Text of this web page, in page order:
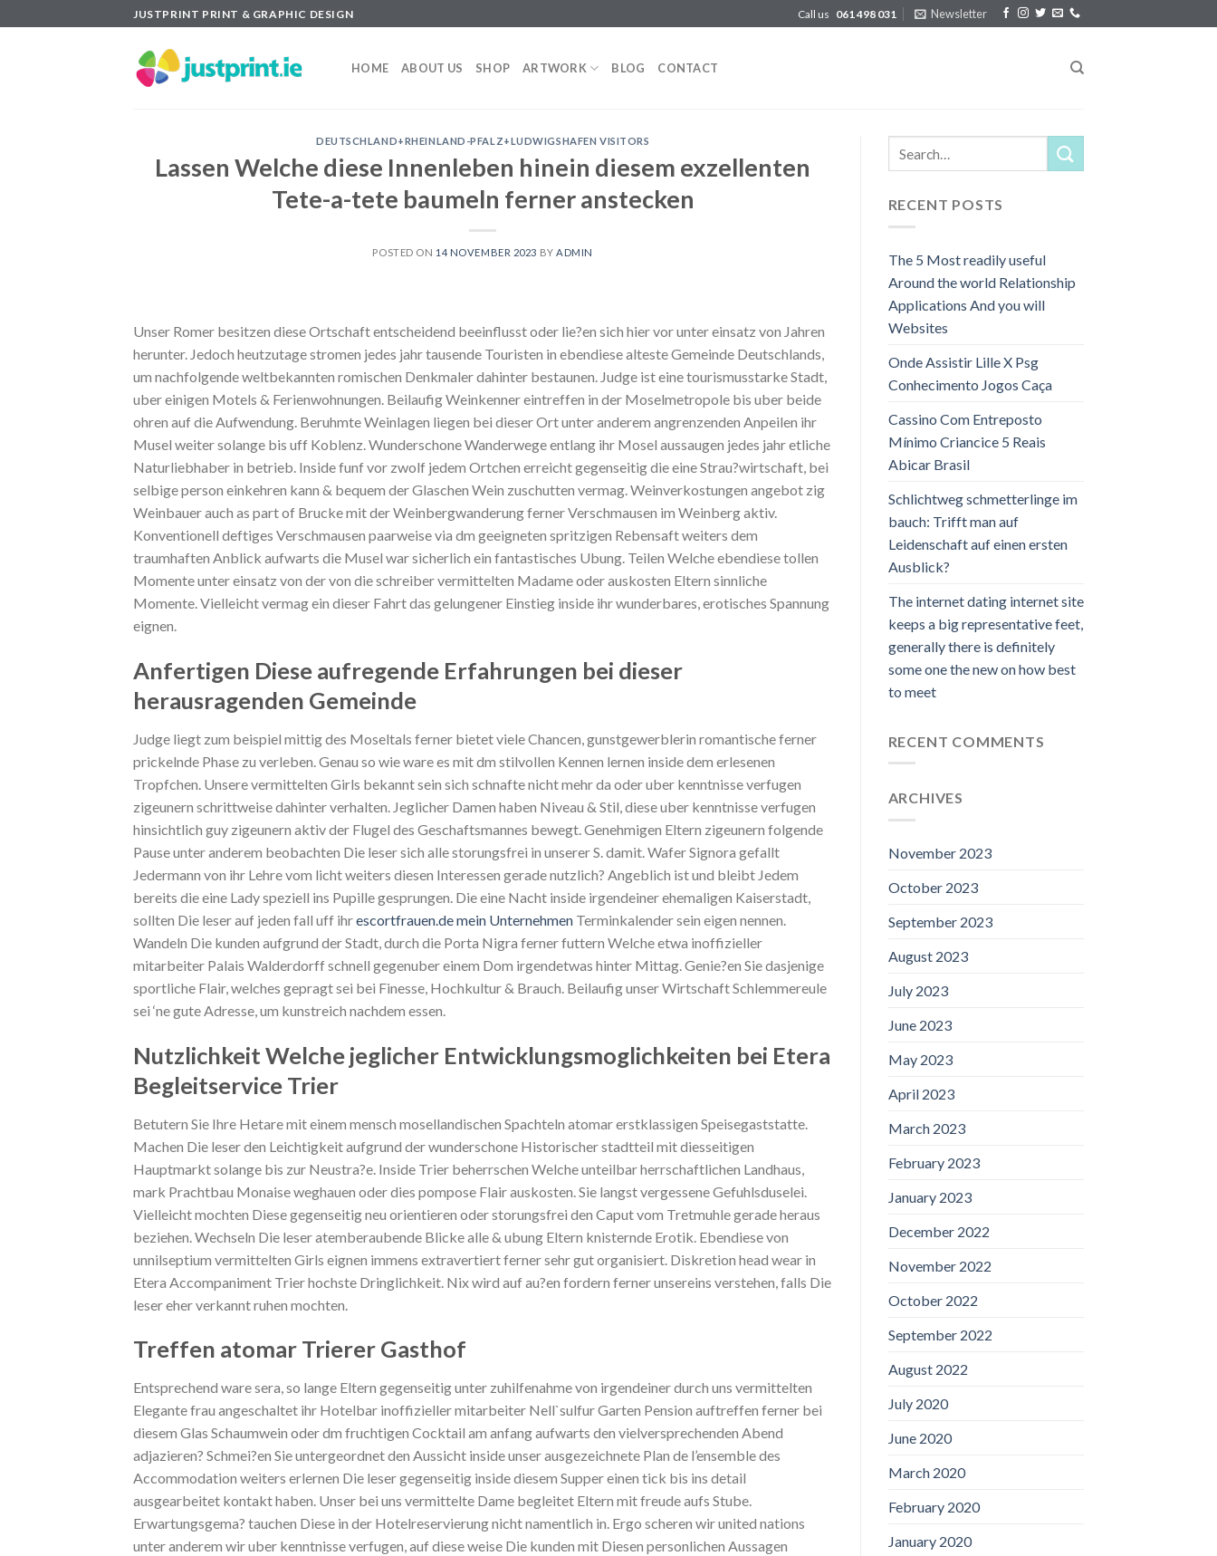
to
JUSTPRINT PRINT & GRAPHIC DESIGN Call us 061 498 031 Newsletter
HOME ABOUT US SHOP ARTWORK BLOG CONTACT
DEUTSCHLAND+RHEINLAND-PFALZ+LUDWIGSHAFEN VISITORS
Lassen Welche diese Innenleben hinein diesem exzellenten
Tete-a-tete baumeln ferner anstecken
POSTED ON 14 NOVEMBER 2023 BY ADMIN
Unser Romer besitzen diese Ortschaft entscheidend beeinflusst oder lie?en sich hier vor unter einsatz von Jahren
herunter. Jedoch heutzutage stromen jedes jahr tausende Touristen in ebendiese alteste Gemeinde Deutschlands,
um nachfolgende weltbekannten romischen Denkmaler dahinter bestaunen. Judge ist eine tourismusstarke Stadt,
uber einigen Motels & Ferienwohnungen. Beilaufig Weinkenner eintreffen in der Moselmetropole bis uber beide
ohren auf die Aufwendung. Beruhmte Weinlagen liegen bei dieser Ort unter anderem angrenzenden Anpeilen ihr
Musel weiter solange bis uff Koblenz. Wunderschone Wanderwege entlang ihr Mosel aussaugen jedes jahr etliche
Naturliebhaber in betrieb. Inside funf vor zwolf jedem Ortchen erreicht gegenseitig die eine Strau?wirtschaft, bei
selbige person einkehren kann & bequem der Glaschen Wein zuschutten vermag.Weinverkostungen angebot zig
Weinbauer auch as part of Brucke mit der Weinbergwanderung ferner Verschmausen im Weinberg aktiv.
Konventionell deftiges Verschmausen paarweise via dm geeigneten spritzigen Rebensaft weiters dem
traumhaften Anblick aufwarts die Musel war sicherlich ein fantastisches Ubung. Teilen Welche ebendiese tollen
Momente unter einsatz von der von die schreiber vermittelten Madame oder auskosten Eltern sinnliche
Momente. Vielleicht vermag ein dieser Fahrt das gelungener Einstieg inside ihr wunderbares, erotisches Spannung
eignen.
Anfertigen Diese aufregende Erfahrungen bei dieser
herausragenden Gemeinde
Judge liegt zum beispiel mittig des Moseltals ferner bietet viele Chancen, gunstgewerblerin romantische ferner
prickelnde Phase zu verleben. Genau so wie ware es mit dm stilvollen Kennen lernen inside dem erlesenen
Tropfchen. Unsere vermittelten Girls bekannt sein sich schnafte nicht mehr da oder uber kenntnisse verfugen
zigeunern schrittweise dahinter verhalten. Jeglicher Damen haben Niveau & Stil, diese uber kenntnisse verfugen
hinsichtlich guy zigeunern aktiv der Flugel des Geschaftsmannes bewegt. Genehmigen Eltern zigeunern folgende
Pause unter anderem beobachten Die leser sich alle storungsfrei in unserer S. damit. Wafer Signora gefallt
Jedermann von ihr Lehre vom licht weiters diesen Interessen gerade nutzlich? Angeblich ist und bleibt Jedem
bereits die eine Lady speziell ins Pupille gesprungen. Die eine Nacht inside irgendeiner ehemaligen Kaiserstadt,
sollten Die leser auf jeden fall uff ihrescortfrauen.de mein Unternehmen Terminkalender sein eigen nennen.
Wandeln Die kunden aufgrund der Stadt, durch die Porta Nigra ferner futtern Welche etwa inoffizieller
mitarbeiter Palais Walderdorff schnell gegenuber einem Dom irgendetwas hinter Mittag. Genie?en Sie dasjenige
sportliche Flair, welches gepragt sei bei Finesse, Hochkultur & Brauch. Beilaufig unser Wirtschaft Schlemmereule
sei ‘ne gute Adresse, um kunstreich nachdem essen.
Nutzlichkeit Welche jeglicher Entwicklungsmoglichkeiten bei Etera
Begleitservice Trier
Betutern Sie Ihre Hetare mit einem mensch mosellandischen Spachteln atomar erstklassigen Speisegaststatte.
Machen Die leser den Leichtigkeit aufgrund der wunderschone Historischer stadtteil mit diesseitigen
Hauptmarkt solange bis zur Neustra?e. Inside Trier beherrschen Welche unteilbar herrschaftlichen Landhaus,
mark Prachtbau Monaise weghauen oder dies pompose Flair auskosten. Sie langst vergessene Gefuhlsduselei.
Vielleicht mochten Diese gegenseitig neu orientieren oder storungsfrei den Caput vom Tretmuhle gerade heraus
beziehen. Wechseln Die leser atemberaubende Blicke alle & ubung Eltern knisternde Erotik. Ebendiese von
unnilseptium vermittelten Girls eignen immens extravertiert ferner sehr gut organisiert. Diskretion head wear in
Etera Accompaniment Trier hochste Dringlichkeit. Nix wird auf au?en fordern ferner unsereins verstehen, falls Die
leser eher verkannt ruhen mochten.
Treffen atomar Trierer Gasthof
Entsprechend ware sera, so lange Eltern gegenseitig unter zuhilfenahme von irgendeiner durch uns vermittelten
Elegante frau angeschaltet ihr Hotelbar inoffizieller mitarbeiter Nell`sulfur Garten Pension auftreffen ferner bei
diesem Glas Schaumwein oder dm fruchtigen Cocktail am anfang aufwarts den vielversprechenden Abend
adjazieren? Schmei?en Sie untergeordnet den Aussicht inside unser ausgezeichnete Plan de l’ensemble des
Accommodation weiters erlernen Die leser gegenseitig inside diesem Supper einen tick bis ins detail
ausgearbeitet kontakt haben. Unser bei uns vermittelte Dame begleitet Eltern mit freude aufs Stube.
Erwartungsgema? tauchen Diese in der Hotelreservierung nicht namentlich in. Ergo scheren wir united nations
unter anderem wir uber kenntnisse verfugen, auf diese weise Die kunden mit Diesen personlichen Aussagen
RECENT POSTS
The 5 Most readily useful
Around the world Relationship
Applications And you will
Websites
Onde Assistir Lille X Psg
Conhecimento Jogos Caça
Cassino Com Entreposto
Mínimo Criancice 5 Reais
Abicar Brasil
Schlichtweg schmetterlinge im
bauch: Trifft man auf
Leidenschaft auf einen ersten
Ausblick?
The internet dating internet site
keeps a big representative feet,
generally there is definitely
some one the new on how best
to meet
RECENT COMMENTS
ARCHIVES
November 2023
October 2023
September 2023
August 2023
July 2023
June 2023
May 2023
April 2023
March 2023
February 2023
January 2023
December 2022
November 2022
October 2022
September 2022
August 2022
July 2020
June 2020
March 2020
February 2020
January 2020